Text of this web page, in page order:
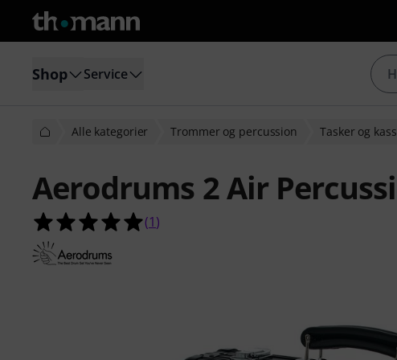
Shop Service
Alle kategorier Trommer og percussion Tasker og
Aerodrums 2 Air
5.0 ud af 5 stjerner fra 1
(1)